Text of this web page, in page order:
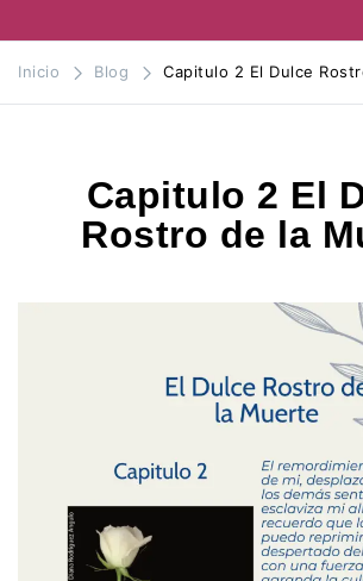
Inicio Blog Capitulo 2 El Dulce
Capitulo 2 El
Rostro de la